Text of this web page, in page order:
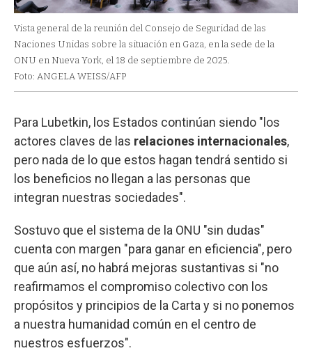
Vista general de la reunión del Consejo de Seguridad de las
Naciones Unidas sobre la situación en Gaza, en la sede de la
ONU en Nueva York, el 18 de septiembre de 2025.
Foto: ANGELA WEISS/AFP
Para Lubetkin, los Estados continúan siendo "los
actores claves de las relaciones internacionales,
pero nada de lo que estos hagan tendrá sentido si
los beneficios no llegan a las personas que
integran nuestras sociedades".
Sostuvo que el sistema de la ONU "sin dudas"
cuenta con margen "para ganar en eficiencia", pero
que aún así, no habrá mejoras sustantivas si "no
reafirmamos el compromiso colectivo con los
propósitos y principios de la Carta y si no ponemos
a nuestra humanidad común en el centro de
nuestros esfuerzos".